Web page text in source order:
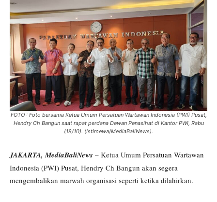
FOTO : Foto bersama Ketua Umum Persatuan Wartawan Indonesia (PWI) Pusat,
Hendry Ch Bangun saat rapat perdana Dewan Penasihat di Kantor PWI, Rabu
(18/10). (Istimewa/MediaBaliNews).
JAKARTA, MediaBaliNews – Ketua Umum Persatuan Wartawan
Indonesia (PWI) Pusat, Hendry Ch Bangun akan segera
mengembalikan marwah organisasi seperti ketika dilahirkan.